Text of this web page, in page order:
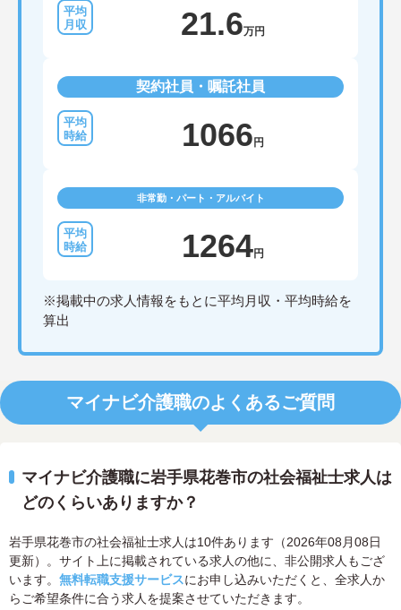
21.6万円
契約社員・嘱託社員
1066 円
非常勤・パート・アルバイト
1264円
※掲載中の求人情報をもとに平均月収・平均時給を
算出
マイナビ介護職のよくあるご質問
マイナビ介護職に岩手県花巻市の社会福祉士求人は
どのくらいありますか？
岩手県花巻市の社会福祉士求人は10件あります（2026年08月08日
更新）。サイト上に掲載されている求人の他に、非公開求人もござ
います。 無料転職支援サービスにお申し込みいただくと、全求人か
らご希望条件に合う求人を提案させていただきます。